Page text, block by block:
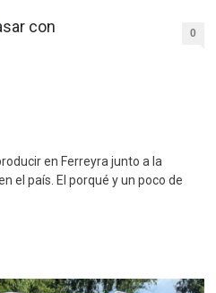
con
0
en Ferreyra junto a la
el país. El porqué y un poco de